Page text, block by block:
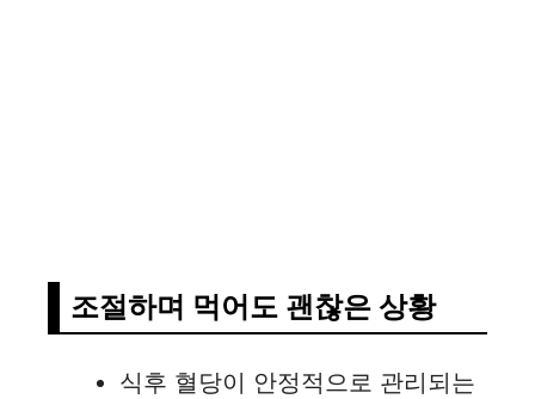
조절하며 먹어도 괜찮은 상황
식후 혈당이 안정적으로 관리되는